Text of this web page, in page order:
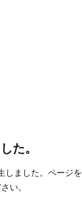
た。
しました。ページを
い。